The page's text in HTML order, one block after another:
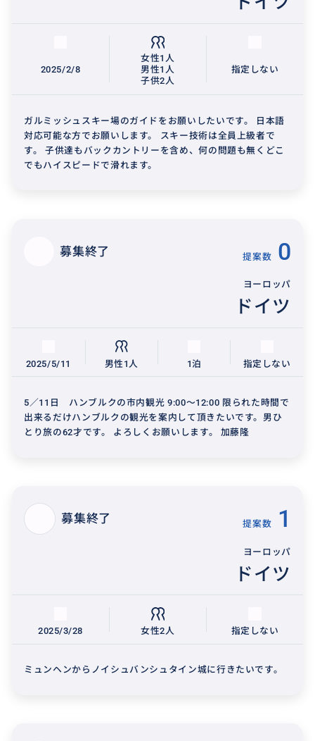
2025/2/8
女性1人
男性1人
子供2人
指定しない
ガルミッシュスキー場のガイドをお願いしたいです。 日本語
対応可能な方でお願いします。 スキー技術は全員上級者で
す。 子供達もバックカントリーを含め、何の問題も無くどこ
でもハイスピードで滑れます。
募集終了 提案数 0
ヨーロッパ
ドイツ
2025/5/11 男性1人 1泊 指定しない
5／11日 ハンブルクの市内観光 9:00〜12:00 限られた時間で
出来るだけハンブルクの観光を案内して頂きたいです。男ひ
とり旅の62才です。 よろしくお願いします。 加藤隆
募集終了 提案数 1
ヨーロッパ
ドイツ
2025/3/28 女性2人 指定しない
ミュンヘンからノイシュバンシュタイン城に行きたいです。